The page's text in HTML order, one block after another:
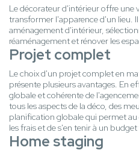
Le décorateur d'intérieur offre une
transformer l'apparence d'un lieu.
aménagement d'intérieur,
réaménagement et rénover les
Projet complet
Le choix d'un projet complet en
présente plusieurs avantages. En
globale et cohérente de
tous les aspects de la déco, des
planification globale qui permet
les frais et de s'en tenir à un budget
Home staging